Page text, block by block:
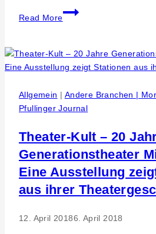
Read More
Fachkräftemangel
Industrie
Alleinstellung
durch
Mitarbeiterführung
Allgemein | Andere Branchen |
Pfullinger Journal
Theater-Kult – 20
Generationstheater
Eine Ausstellung
aus ihrer
12. April 20186. April 2018